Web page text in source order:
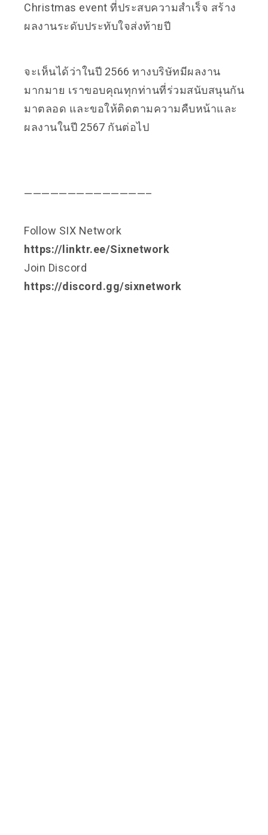
Christmas event ที่ประสบความสำเร็จ สร้าง
ผลงานระดับประทับใจส่งท้ายปี
จะเห็นได้ว่าในปี 2566 ทางบริษัทมีผลงาน
มากมาย เราขอบคุณทุกท่านที่ร่วมสนับสนุนกัน
มาตลอด และขอให้ติดตามความคืบหน้าและ
ผลงานในปี 2567 กันต่อไป
——————————————–
Follow SIX Network
https://linktr.ee/Sixnetwork
Join Discord
https://discord.gg/sixnetwork